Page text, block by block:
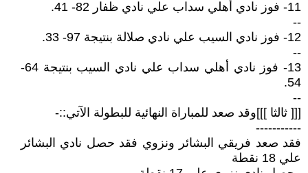
11- فوز نادي أهلي سداب علي نادي ظفار 82- 41.
--
12- فوز نادي السيب علي نادي صلالة بنتيجة 97- 33.
--
13- فوز نادي أهلي سداب علي نادي السيب بنتيجة 64-
54.
--
[[[ ثالثا ]]]وقد صعد للمباراة النهائية للبطولة الآتي::-
-----------
فقد صعد فريقي البشائر ونزوي فقد حصل نادي البشائر
علي 18 نقطة